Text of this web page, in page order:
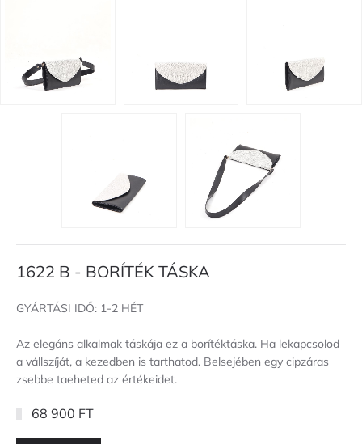
1622 B - BORÍTÉK TÁSKA
GYÁRTÁSI IDŐ: 1-2 HÉT
Az elegáns alkalmak táskája ez a borítéktáska. Ha lekapcsolod
a vállszíját, a kezedben is tarthatod. Belsejében egy cipzáras
zsebbe taeheted az értékeidet.
68 900 FT